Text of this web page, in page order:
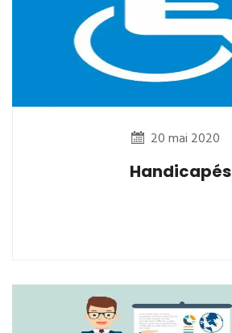
20 mai 2020
Handicapés